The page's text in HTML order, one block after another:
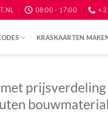
08:00 - 17:00
KRASKAARTEN
prijsverdeling